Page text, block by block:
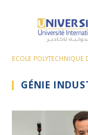
ECOLE POLYTECHNIQUE
GÉNIE